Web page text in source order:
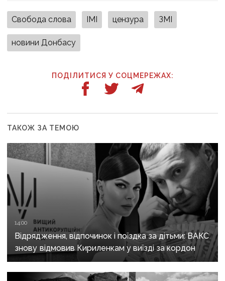
Свобода слова ІМІ цензура ЗМІ
новини Донбасу
ПОДІЛИТИСЯ У СОЦМЕРЕЖАХ:
ТАКОЖ ЗА ТЕМОЮ
14:00
Відрядження, відпочинок і поїздка за дітьми: ВАКС
знову відмовив Кириленкам у виїзді за кордон